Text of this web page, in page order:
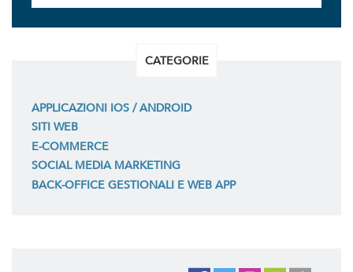
CATEGORIE
APPLICAZIONI IOS / ANDROID
SITI WEB
E-COMMERCE
SOCIAL MEDIA MARKETING
BACK-OFFICE GESTIONALI E WEB APP